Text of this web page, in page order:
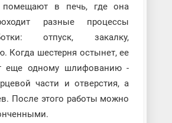
помещают в печь, где она
разные процессы
отпуск, закалку,
Когда шестерня остынет, ее
еще одному шлифованию -
части и отверстия, а
После этого работы можно